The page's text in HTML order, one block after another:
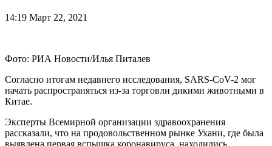
14:19 Март 22, 2021
Фото: РИА Новости/Илья Питалев
Согласно итогам недавнего исследования, SARS-CoV-2 мог
начать распространяться из-за торговли дикими животными в
Китае.
Эксперты Всемирной организации здравоохранения
рассказали, что на продовольственном рынке Ухани, где была
выявлена первая вспышка коронавируса, находились